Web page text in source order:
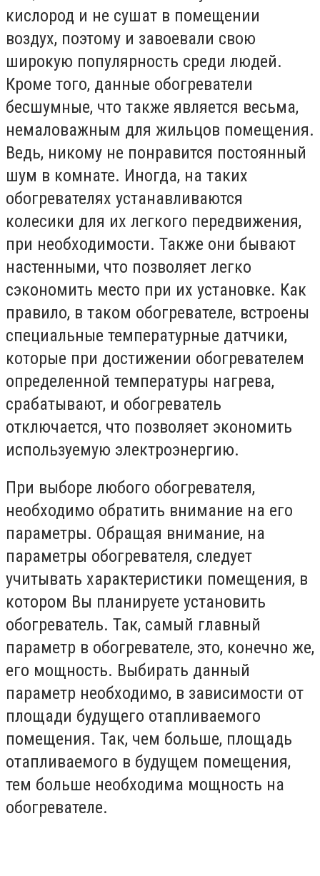
кислород и не сушат в помещении
воздух, поэтому и завоевали свою
широкую популярность среди людей.
Кроме того, данные обогреватели
бесшумные, что также является весьма,
немаловажным для жильцов помещения.
Ведь, никому не понравится постоянный
шум в комнате. Иногда, на таких
обогревателях устанавливаются
колесики для их легкого передвижения,
при необходимости. Также они бывают
настенными, что позволяет легко
сэкономить место при их установке. Как
правило, в таком обогревателе, встроены
специальные температурные датчики,
которые при достижении обогревателем
определенной температуры нагрева,
срабатывают, и обогреватель
отключается, что позволяет экономить
используемую электроэнергию.
При выборе любого обогревателя,
необходимо обратить внимание на его
параметры. Обращая внимание, на
параметры обогревателя, следует
учитывать характеристики помещения, в
котором Вы планируете установить
обогреватель. Так, самый главный
параметр в обогревателе, это, конечно же,
его мощность. Выбирать данный
параметр необходимо, в зависимости от
площади будущего отапливаемого
помещения. Так, чем больше, площадь
отапливаемого в будущем помещения,
тем больше необходима мощность на
обогревателе.